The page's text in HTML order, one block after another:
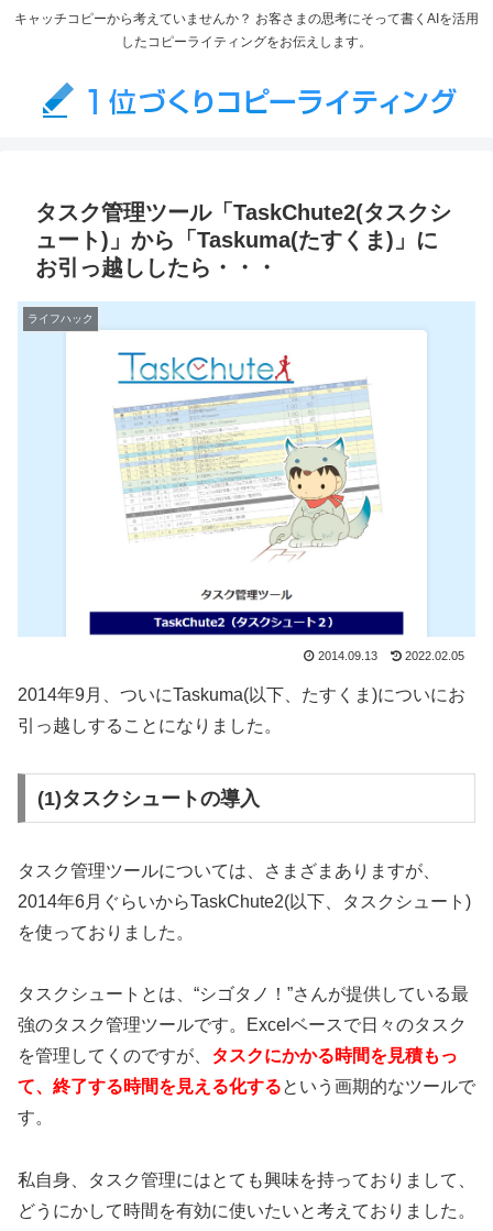
キャッチコピーから考えていませんか？ お客さまの思考にそって書くAIを活用
したコピーライティングをお伝えします。
タスク管理ツール「TaskChute2(タスクシ
ュート)」から「Taskuma(たすくま)」に
お引っ越ししたら・・・
ライフハック
2014.09.13 2022.02.05
2014年9月、ついにTaskuma(以下、たすくま)についにお
引っ越しすることになりました。
(1)タスクシュートの導入
タスク管理ツールについては、さまざまありますが、
2014年6月ぐらいからTaskChute2(以下、タスクシュート)
を使っておりました。
タスクシュートとは、“シゴタノ！”さんが提供している最
強のタスク管理ツールです。Excelベースで日々のタスク
を管理してくのですが、 タスクにかかる時間を見積もっ
て、終了する時間を見える化するという画期的なツールで
す。
私自身、タスク管理にはとても興味を持っておりまして、
どうにかして時間を有効に使いたいと考えておりました。